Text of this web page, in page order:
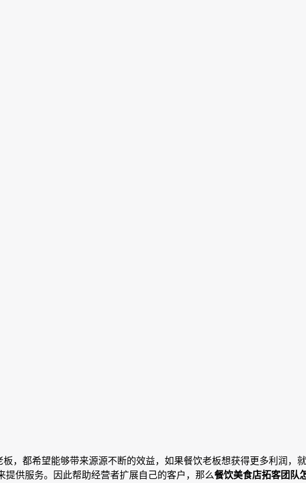
，都希望能够带来源源不断的效益，如果餐饮老板想获得更多利润，
供服务。因此帮助经营者扩展自己的客户，那么餐饮美食店拓客团队